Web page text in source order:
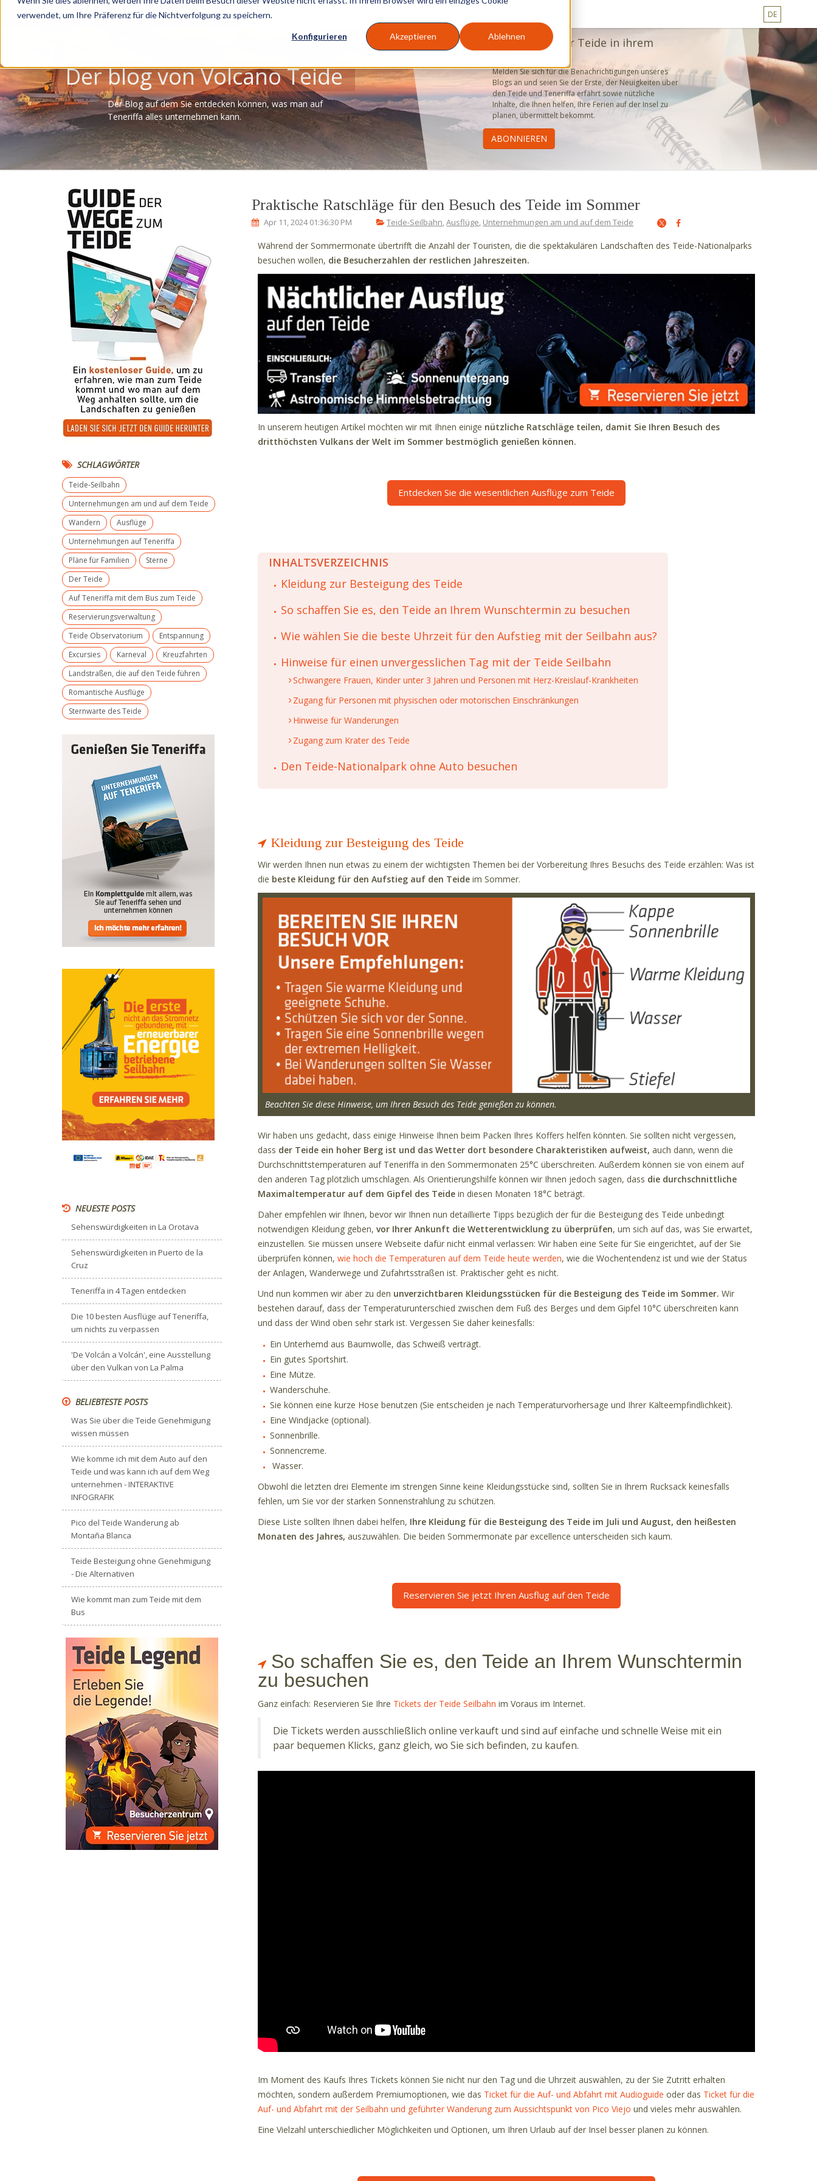
verwendet, um Ihre Präferenz für die Nichtverfolgung zu speichern.
Konfigurieren Akzeptieren Ablehnen
Touren und Aktivitäten DE
Der blog von Volcano Teide
Der Blog auf dem Sie entdecken können, was man auf
Teneriffa alles unternehmen kann.
Teneriffa und der Teide in ihrem
postfach
Melden Sie sich für die Benachrichtigungen unseres
Blogs an und seien Sie der Erste, der Neuigkeiten über
den Teide und Teneriffa erfährt sowie nützliche
Inhalte, die Ihnen helfen, Ihre Ferien auf der Insel zu
planen, übermittelt bekommt.
Praktische Ratschläge für den Besuch des Teide im Sommer
Apr 11, 2024 01:36:30 PM Teide-Seilbahn,Ausflüge, Unternehmungen am und auf dem Teide
Während der Sommermonate übertrifft die Anzahl der Touristen, die die spektakulären Landschaften des Teide-Nationalparks
besuchen wollen, die Besucherzahlen der restlichen Jahreszeiten.
In unserem heutigen Artikel möchten wir mit Ihnen einige nützliche Ratschläge teilen, damit Sie Ihren Besuch des
dritthöchsten Vulkans der Welt im Sommer bestmöglich genießen können.
Entdecken Sie die wesentlichen Ausflüge zum Teide
INHALTSVERZEICHNIS
Kleidung zur Besteigung des Teide
So schaffen Sie es, den Teide an Ihrem Wunschtermin zu besuchen
Wie wählen Sie die beste Uhrzeit für den Aufstieg mit der Seilbahn aus?
Hinweise für einen unvergesslichen Tag mit der Teide Seilbahn
Schwangere Frauen, Kinder unter 3 Jahren und Personen mit Herz-Kreislauf-Krankheiten
Zugang für Personen mit physischen oder motorischen Einschränkungen
Hinweise für Wanderungen
Zugang zum Krater des Teide
Den Teide-Nationalpark ohne Auto besuchen
Kleidung zur Besteigung des Teide
Wir werden Ihnen nun etwas zu einem der wichtigsten Themen bei der Vorbereitung Ihres Besuchs des Teide erzählen: Was ist
die beste Kleidung für den Aufstieg auf den Teide im Sommer.
Beachten Sie diese Hinweise, um Ihren Besuch des Teide genießen zu können.
Wir haben uns gedacht, dass einige Hinweise Ihnen beim Packen Ihres Koffers helfen könnten. Sie sollten nicht vergessen,
dass der Teide ein hoher Berg ist und das Wetter dort besondere Charakteristiken aufweist, auch dann, wenn die
Durchschnittstemperaturen auf Teneriffa in den Sommermonaten 25°C überschreiten. Außerdem können sie von einem auf
den anderen Tag plötzlich umschlagen. Als Orientierungshilfe können wir Ihnen jedoch sagen, dass die durchschnittliche
Maximaltemperatur auf dem Gipfel des Teide in diesen Monaten 18°C beträgt.
Daher empfehlen wir Ihnen, bevor wir Ihnen nun detaillierte Tipps bezüglich der für die Besteigung des Teide unbedingt
notwendigen Kleidung geben,vor Ihrer Ankunft die Wetterentwicklung zu überprüfen, um sich auf das, was Sie erwartet,
einzustellen. Sie müssen unsere Webseite dafür nicht einmal verlassen: Wir haben eine Seite für Sie eingerichtet, auf der Sie
überprüfen können,wie hoch die Temperaturen auf dem Teide heute werden, wie die Wochentendenz ist und wie der Status
der Anlagen, Wanderwege und Zufahrtsstraßen ist. Praktischer geht es nicht.
Und nun kommen wir aber zu den unverzichtbaren Kleidungsstücken für die Besteigung des Teide im Sommer. Wir
bestehen darauf, dass der Temperaturunterschied zwischen dem Fuß des Berges und dem Gipfel 10°C überschreiten kann
und dass der Wind oben sehr stark ist. Vergessen Sie daher keinesfalls:
Ein Unterhemd aus Baumwolle, das Schweiß verträgt.
Ein gutes Sportshirt.
Eine Mütze.
Wanderschuhe.
Sie können eine kurze Hose benutzen (Sie entscheiden je nach Temperaturvorhersage und Ihrer Kälteempfindlichkeit).
Eine Windjacke (optional).
Sonnenbrille.
Sonnencreme.
Wasser.
Obwohl die letzten drei Elemente im strengen Sinne keine Kleidungsstücke sind, sollten Sie in Ihrem Rucksack keinesfalls
fehlen, um Sie vor der starken Sonnenstrahlung zu schützen.
Diese Liste sollten Ihnen dabei helfen, Ihre Kleidung für die Besteigung des Teide im Juli und August, den heißesten
Monaten des Jahres, auszuwählen. Die beiden Sommermonate par excellence unterscheiden sich kaum.
Reservieren Sie jetzt Ihren Ausflug auf den Teide
So schaffen Sie es, den Teide an Ihrem Wunschtermin
zu besuchen
Ganz einfach: Reservieren Sie Ihre Tickets der Teide Seilbahn im Voraus im Internet.
Die Tickets werden ausschließlich online verkauft und sind auf einfache und schnelle Weise mit ein
paar bequemen Klicks, ganz gleich, wo Sie sich befinden, zu kaufen.
Im Moment des Kaufs Ihres Tickets können Sie nicht nur den Tag und die Uhrzeit auswählen, zu der Sie Zutritt erhalten
möchten, sondern außerdem Premiumoptionen, wie das Ticket für die Auf- und Abfahrt mit Audioguide oder das Ticket für die
Auf- und Abfahrt mit der Seilbahn und geführter Wanderung zum Aussichtspunkt von Pico Viejo und vieles mehr auswählen.
Eine Vielzahl unterschiedlicher Möglichkeiten und Optionen, um Ihren Urlaub auf der Insel besser planen zu können.
SCHLAGWÖRTER
Teide-Seilbahn
Unternehmungen am und auf dem Teide
Wandern
Ausflüge
Unternehmungen auf Teneriffa
Pläne für Familien
Sterne
Der Teide
Auf Teneriffa mit dem Bus zum Teide
Reservierungsverwaltung
Teide Observatorium
Entspannung
Excursies
Karneval
Kreuzfahrten
Landstraßen, die auf den Teide führen
Romantische Ausflüge
Sternwarte des Teide
NEUESTE POSTS
Sehenswürdigkeiten in La Orotava
Sehenswürdigkeiten in Puerto de la
Cruz
Teneriffa in 4 Tagen entdecken
Die 10 besten Ausflüge auf Teneriffa,
um nichts zu verpassen
'De Volcán a Volcán', eine Ausstellung
über den Vulkan von La Palma
BELIEBTESTE POSTS
Was Sie über die Teide Genehmigung
wissen müssen
Wie komme ich mit dem Auto auf den
Teide und was kann ich auf dem Weg
unternehmen - INTERAKTIVE
INFOGRAFIK
Pico del Teide Wanderung ab
Montaña Blanca
Teide Besteigung ohne Genehmigung
- Die Alternativen
Wie kommt man zum Teide mit dem
Bus